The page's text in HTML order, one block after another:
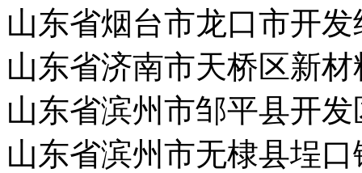
山东省烟台市龙口市开
山东省济南市天桥区新
山东省滨州市邹平县开发
山东省滨州市无棣县埕口